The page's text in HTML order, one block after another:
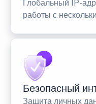
Глобальный IP-
работы с
Безопасный
Защита личных